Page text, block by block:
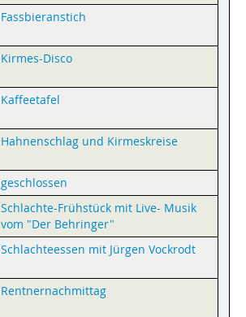
Fassbieranstich
Kirmes-Disco
Kaffeetafel
Hahnenschlag und Kirmeskreise
geschlossen
Schlachte-Frühstück mit Live- Musik
vom "Der Behringer"
Schlachteessen mit Jürgen Vockrodt
Rentnernachmittag